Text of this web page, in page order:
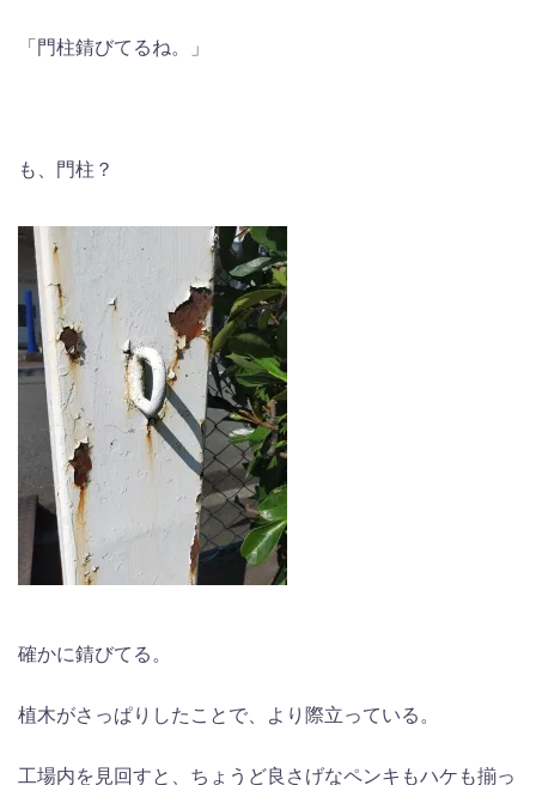
「門柱錆びてるね。」
も、門柱？
確かに錆びてる。
植木がさっぱりしたことで、より際立っている。
工場内を見回すと、ちょうど良さげなペンキもハケも揃っ